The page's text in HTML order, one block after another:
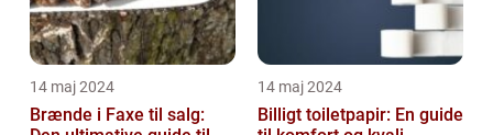
14 maj 2024
Brænde i Faxe til salg:
14 maj 2024
Billigt toiletpapir: En guide